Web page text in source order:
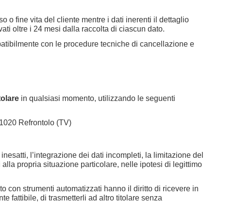
o fine vita del cliente mentre i dati inerenti il dettaglio
oltre i 24 mesi dalla raccolta di ciascun dato.
con le procedure tecniche di cancellazione e
in qualsiasi momento, utilizzando le seguenti
Refrontolo (TV)
l’integrazione dei dati incompleti, la limitazione del
propria situazione particolare, nelle ipotesi di legittimo
con strumenti automatizzati hanno il diritto di ricevere in
fattibile, di trasmetterli ad altro titolare senza